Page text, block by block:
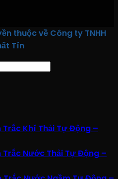
thuộc về Công ty TNHH
Tín
Trắc Khí Thải Tự Động –
Trắc Nước Thải Tự Động –